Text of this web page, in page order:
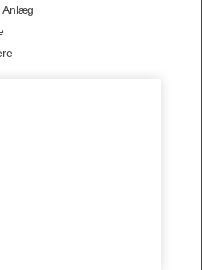
Anlæg